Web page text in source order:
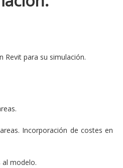
Revit para su simulación.
Incorporación de costes en
al modelo.